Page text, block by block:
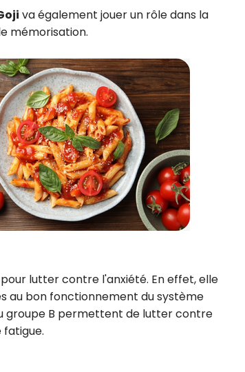
va également jouer un rôle dans la
mémorisation.
lutter contre l'anxiété. En effet, elle
au bon fonctionnement du système
groupe B permettent de lutter contre